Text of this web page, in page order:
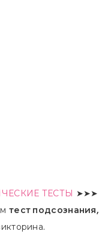
ТЕСТЫ ➤➤➤
тест подсознания,